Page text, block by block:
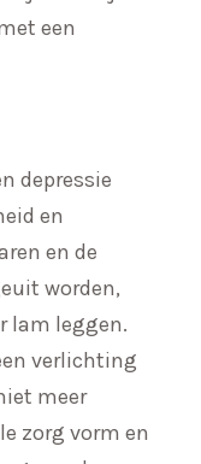
een
depressie
en
en de
worden,
lam leggen.
verlichting
meer
zorg vorm en